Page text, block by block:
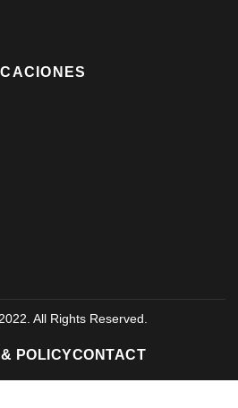
All Rights Reserved.
POLICYCONTACT